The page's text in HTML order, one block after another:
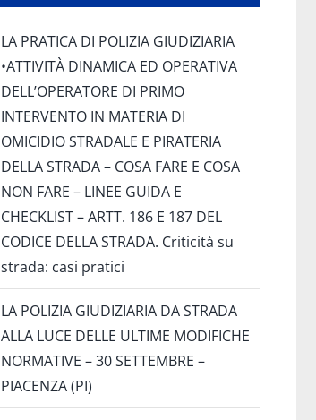
LA PRATICA DI POLIZIA GIUDIZIARIA
•ATTIVITÀ DINAMICA ED OPERATIVA
DELL’OPERATORE DI PRIMO
INTERVENTO IN MATERIA DI
OMICIDIO STRADALE E PIRATERIA
DELLA STRADA – COSA FARE E COSA
NON FARE – LINEE GUIDA E
CHECKLIST – ARTT. 186 E 187 DEL
CODICE DELLA STRADA. Criticità su
strada: casi pratici
LA POLIZIA GIUDIZIARIA DA STRADA
ALLA LUCE DELLE ULTIME MODIFICHE
NORMATIVE – 30 SETTEMBRE –
PIACENZA (PI)